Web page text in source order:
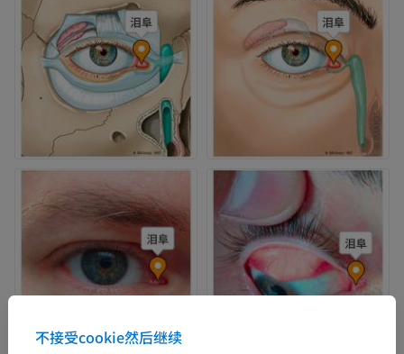
不接受cookie然后继续